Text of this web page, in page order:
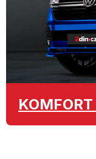
KOMFORT